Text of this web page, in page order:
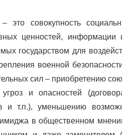
это совокупность
ценностей, информации и
государством для
военной
сил – приобретению
и опасностей
и т.п.), уменьшению
имиджа в общественном мнении,